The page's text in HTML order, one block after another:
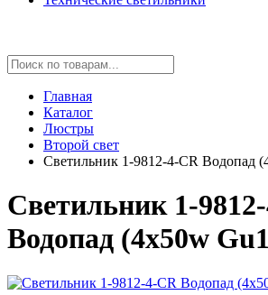
Главная
Каталог
Люстры
Второй свет
Светильник 1-9812-4-CR Водопад
Светильник 1-
Водопад (4x50w